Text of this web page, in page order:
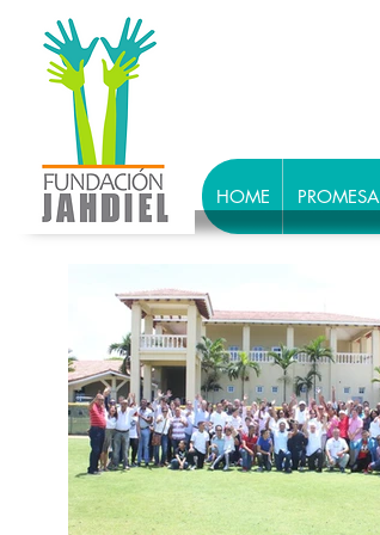
HOME PROMESA